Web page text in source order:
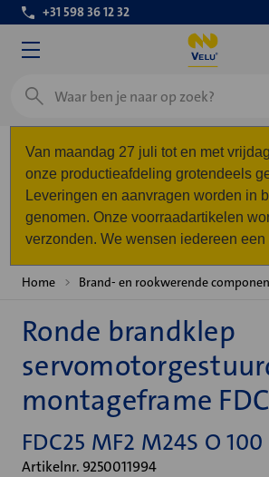
+31 598 36 12 32
Zoeken
Van maandag 27 juli tot en met
onze productieafdeling grotendeels
Leveringen en aanvragen worden in
genomen. Onze voorraadartikelen
verzonden. We wensen iedereen
Home Brand- en rookwerende
Ronde brandklep
montageframe
FDC25 MF2 M24S O 100
Artikelnr. 9250011994